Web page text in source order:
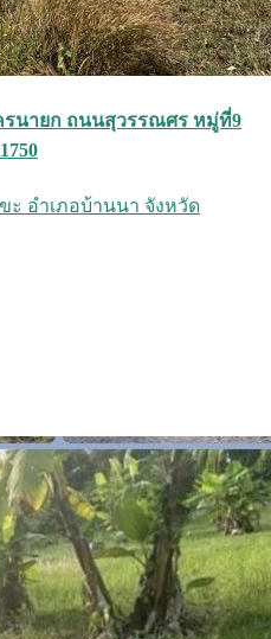
รนายก ถนนสุวรรณศร หมู่ที่9
อำเภอบ้านนา จังหวัด